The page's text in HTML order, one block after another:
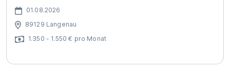
01.08.2026
89129 Langenau
1.350 - 1.550 € pro Monat